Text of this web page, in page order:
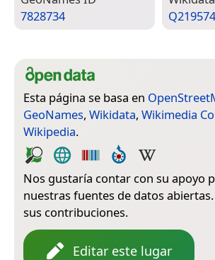
7828734
Q219574
Esta página se basa en
GeoNames, Wikidata, Wikimedia
Wikipedia.
Nos gustaría contar con su apoyo
nuestras fuentes de datos
sus contribuciones.
Editar este lugar